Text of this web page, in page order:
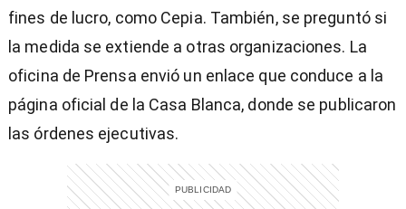
fines de lucro, como Cepia. También, se preguntó si
la medida se extiende a otras organizaciones. La
oficina de Prensa envió un enlace que conduce a la
página oficial de la Casa Blanca, donde se publicaron
las órdenes ejecutivas.